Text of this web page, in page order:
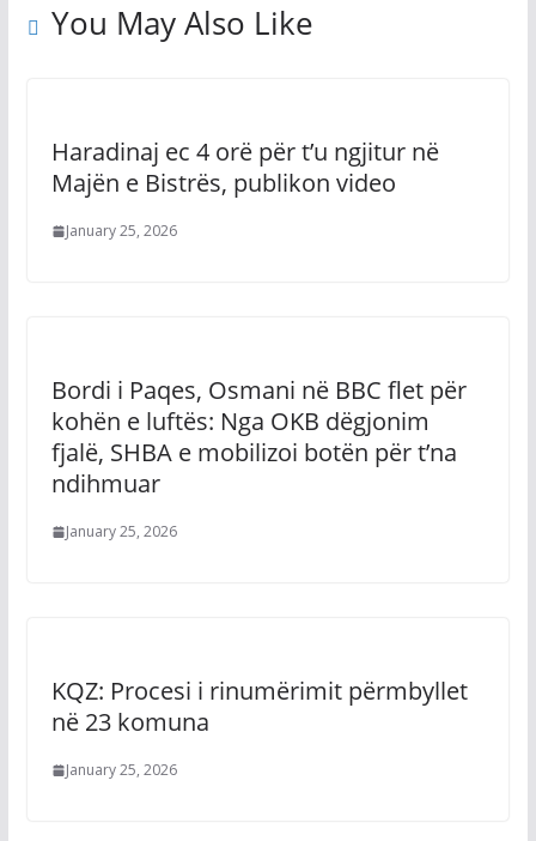
You May Also Like
Haradinaj ec 4 orë për t’u ngjitur në
Majën e Bistrës, publikon video
January 25, 2026
Bordi i Paqes, Osmani në BBC flet për
kohën e luftës: Nga OKB dëgjonim
fjalë, SHBA e mobilizoi botën për t’na
ndihmuar
January 25, 2026
KQZ: Procesi i rinumërimit përmbyllet
në 23 komuna
January 25, 2026